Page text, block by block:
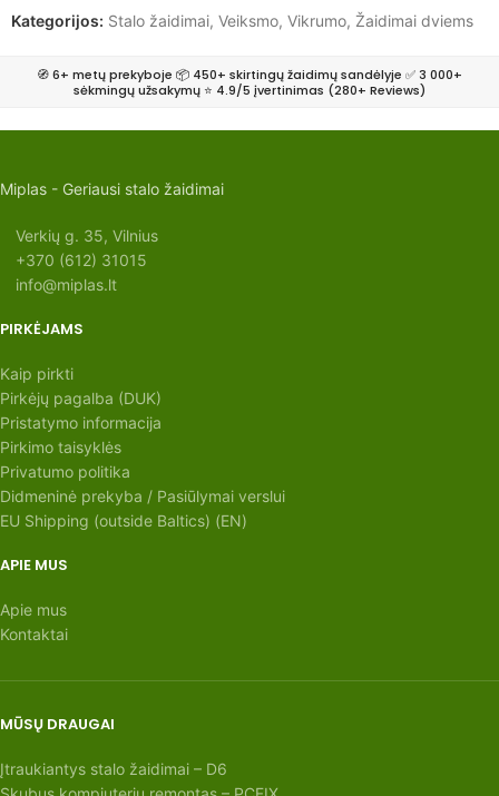
Kategorijos: Stalo žaidimai, Veiksmo, Vikrumo, Žaidimai dviems
🧭 6+ metų prekyboje 📦 450+ skirtingų žaidimų sandėlyje ✅ 3 000+
sėkmingų užsakymų ⭐ 4.9/5 įvertinimas (280+ Reviews)
Miplas - Geriausi stalo žaidimai
Verkių g. 35, Vilnius
+370 (612) 31015
info@miplas.lt
PIRKĖJAMS
Kaip pirkti
Pirkėjų pagalba (DUK)
Pristatymo informacija
Pirkimo taisyklės
Privatumo politika
Didmeninė prekyba / Pasiūlymai verslui
EU Shipping (outside Baltics) (EN)
APIE MUS
Apie mus
Kontaktai
MŪSŲ DRAUGAI
Įtraukiantys stalo žaidimai – D6